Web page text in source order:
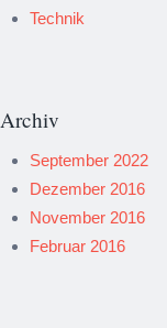
Technik
Archiv
September 2022
Dezember 2016
November 2016
Februar 2016